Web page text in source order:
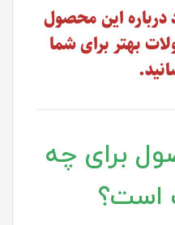
درباره این محصول
بهتر برای شما
برای چه
است؟